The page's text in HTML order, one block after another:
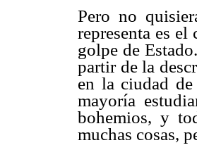
Pero no
representa es
golpe de
partir de la
en la ciudad
mayoría
bohemios, y
muchas cosas,